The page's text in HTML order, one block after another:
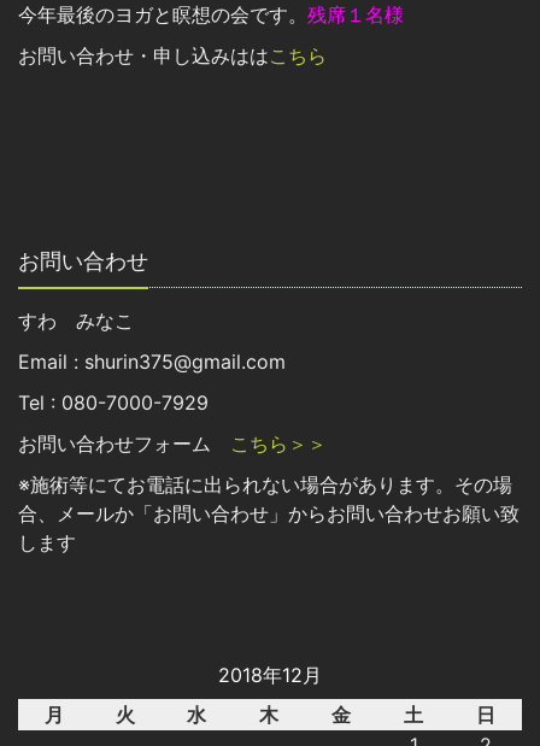
今年最後のヨガと瞑想の会です。 残席１名様
お問い合わせ・申し込みははこちら
お問い合わせ
すわ みなこ
Email : shurin375@gmail.com
Tel : 080-7000-7929
お問い合わせフォーム こちら＞＞
※施術等にてお電話に出られない場合があります。その場
合、メールか「お問い合わせ」からお問い合わせお願い致
します
2018年12月
月
火 水 木 金 土
日